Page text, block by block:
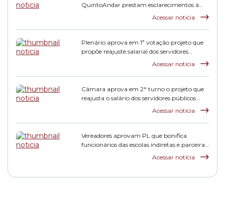
QuintoAndar prestam esclarecimentos à
Acessar notícia
Plenário aprova em 1ª votação projeto que
propõe reajuste salarial dos servidores
Acessar notícia
Câmara aprova em 2° turno o projeto que
reajusta o salário dos servidores públicos
Acessar notícia
Vereadores aprovam PL que bonifica
funcionários das escolas indiretas e parceiras
Acessar notícia